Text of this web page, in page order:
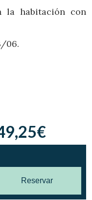
la habitación con
06.
Reservar